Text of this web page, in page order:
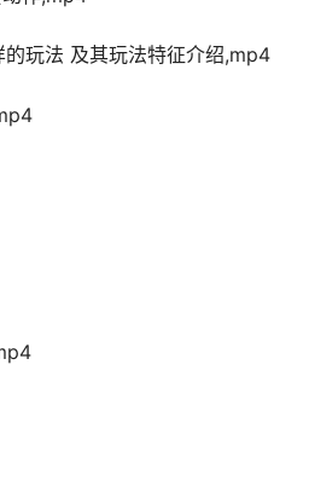
玩法 及其玩法特征介绍,mp4